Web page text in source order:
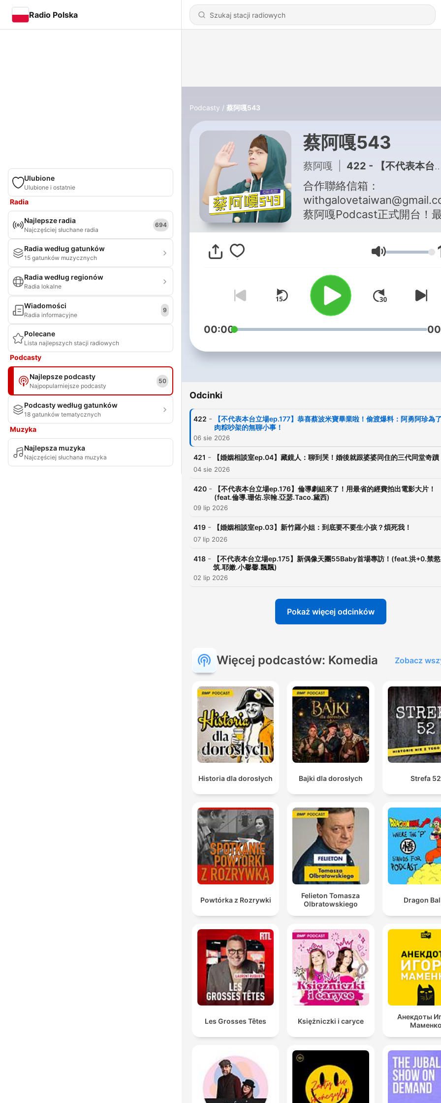
Radio Polska
Ulubione
Ulubione i ostatnie
Radia
Najlepsze radia
Najczęściej słuchane radia
694
Radia według gatunków
15 gatunków muzycznych
Radia według regionów
Radia lokalne
Wiadomości
Radia informacyjne
9
Polecane
Lista najlepszych stacji radiowych
Podcasty
Najlepsze podcasty
Najpopularniejsze podcasty
50
Podcasty według gatunków
18 gatunków tematycznych
Muzyka
Najlepsza muzyka
Najczęściej słuchana muzyka
Podcasty 蔡阿嘎543
蔡阿嘎543
蔡阿嘎 422 - 【不代表本台立場ep.177】恭喜蔡波米寶畢業啦！偷渡爆料：阿勇阿珍為了肉粽吵架的無聊小事！
合作聯絡信箱：
蔡阿嘎Podcast正式開台！
言論，就在《蔡阿嘎543》
別忘記訂閱《蔡阿嘎543》
Hosting provided by
Głośność
00:00
Odcinki
422 -
【不代表本台立場ep.177】恭喜蔡波米寶畢業啦！偷渡爆料：阿勇阿珍為
肉粽吵架的無聊小事！
06 sie 2026
421 - 【婚姻相談室ep.04】藏鏡人：聊到哭！婚後就跟婆婆同住的三代同堂奇蹟
04 sie 2026
420 -
【不代表本台立場ep.176】倫導劇組來了！用最省的經費拍出電影大片！
(feat.倫導.珊佑.宗翰.亞瑟.Taco.黛西)
09 lip 2026
419 - 【婚姻相談室ep.03】新竹羅小姐：到底要不要生小孩？煩死我！
07 lip 2026
418 -
【不代表本台立場ep.175】新偶像天團55Baby首場專訪！(feat.洪+0.禁
筑.耶嫩.小馨馨.飄飄)
02 lip 2026
Pokaż więcej odcinków
Więcej podcastów: Komedia Zobacz
Historia dla dorosłych Bajki dla dorosłych Strefa 52
Powtórka z Rozrywki
Felieton Tomasza
Olbratowskiego
Dragon
Les Grosses Têtes Księżniczki i caryce
Анекдоты